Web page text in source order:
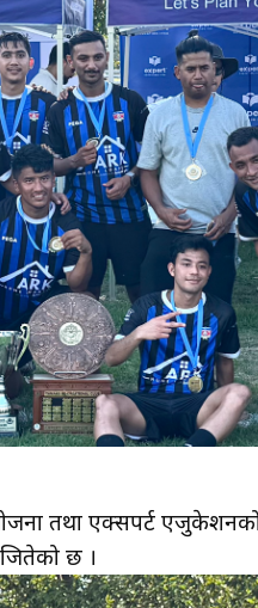
तथा एक्सपर्ट एजुकेशनको
जितेको छ ।